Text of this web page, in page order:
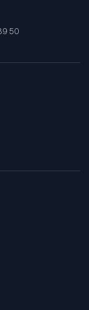
50